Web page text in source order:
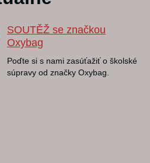
SOUTĚŽ se značkou
Oxybag
Poďte si s nami zasúťažiť o školské
súpravy od značky Oxybag.